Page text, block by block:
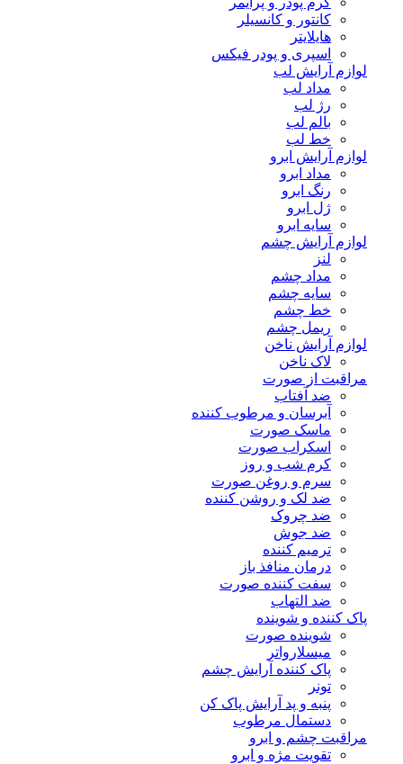
کانتور و کانسیلر
هایلایتر
اسپری و پودر فیکس
لوازم آرایش لب
مداد لب
رژ لب
بالم لب
خط لب
لوازم آرایش ابرو
مداد ابرو
رنگ ابرو
ژل ابرو
سایه ابرو
لوازم آرایش چشم
لنز
مداد چشم
سایه چشم
خط چشم
ریمل چشم
لوازم آرایش ناخن
لاک ناخن
مراقبت از صورت
ضد آفتاب
آبرسان و مرطوب کننده
ماسک صورت
اسکراب صورت
کرم شب و روز
سرم و روغن صورت
ضد لک و روشن کننده
ضد چروک
ضد جوش
ترمیم کننده
درمان منافذ باز
سفت کننده صورت
ضد التهاب
پاک کننده و شوینده
شوینده صورت
میسلارواتر
پاک کننده آرایش چشم
تونر
پنبه و پد آرایش پاک کن
دستمال مرطوب
مراقبت چشم و ابرو
تقویت مژه و ابرو